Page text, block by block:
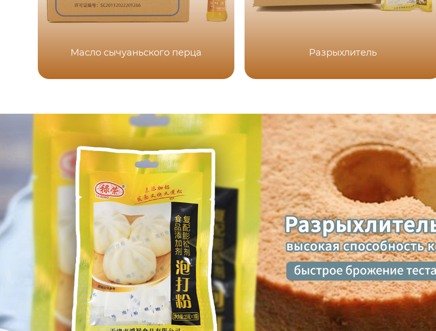
Масло сычуаньского перца Разрыхлитель